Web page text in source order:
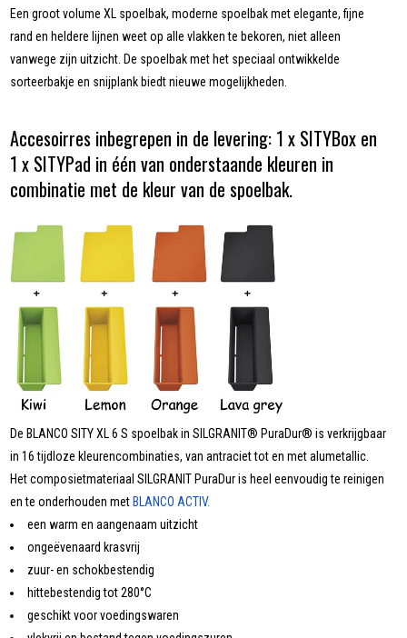
Een groot volume XL spoelbak, moderne spoelbak met elegante, fijne
rand en heldere lijnen weet op alle vlakken te bekoren, niet alleen
vanwege zijn uitzicht. De spoelbak met het speciaal ontwikkelde
sorteerbakje en snijplank biedt nieuwe mogelijkheden.
Accesoirres inbegrepen in de levering: 1 x SITYBox en
1 x SITYPad in één van onderstaande kleuren in
combinatie met de kleur van de spoelbak.
De BLANCO SITY XL 6 S spoelbak in SILGRANIT® PuraDur® is verkrijgbaar
in 16 tijdloze kleurencombinaties, van antraciet tot en met alumetallic.
Het composietmateriaal SILGRANIT PuraDur is heel eenvoudig te reinigen
en te onderhouden metBLANCO ACTIV.
een warm en aangenaam uitzicht
ongeëvenaard krasvrij
zuur- en schokbestendig
hittebestendig tot 280°C
geschikt voor voedingswaren